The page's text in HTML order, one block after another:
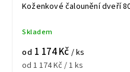
Koženkové čalounění dveří
Skladem
od 1 174 Kč / ks
od 1 174 Kč / 1 ks